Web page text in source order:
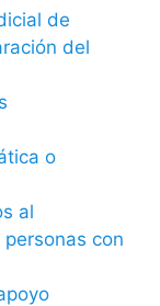
de
del
o
al
con